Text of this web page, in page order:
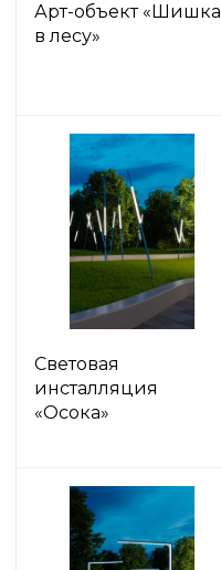
Арт-объект «Шишка
в лесу»
Световая
инсталляция
«Осока»